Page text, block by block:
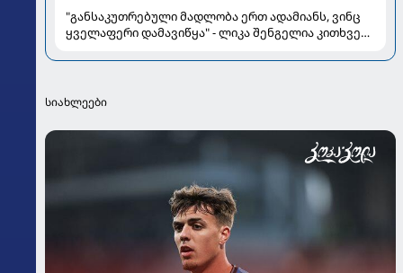
"განსაკუთრებული მადლობა ერთ ადამიანს, ვინც
ყველაფერი დამავიწყა" - ლიკა შენგელია კითხვებს
სიახლეები